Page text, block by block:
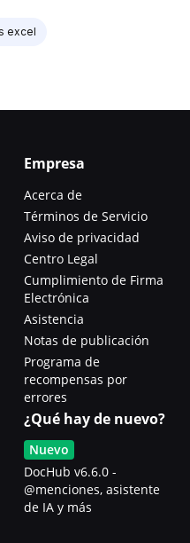
excel
Empresa
Acerca de
Términos de Servicio
Aviso de privacidad
Centro Legal
Cumplimiento de Firma
Electrónica
Asistencia
Notas de publicación
Programa de
recompensas por
errores
¿Qué hay de nuevo?
Nuevo
DocHub v6.6.0 -
@menciones, asistente
de IA y más